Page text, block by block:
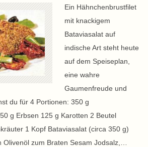
Ein Hähnchenbrustfilet
mit knackigem
Bataviasalat auf
indische Art steht heute
auf dem Speiseplan,
eine wahre
Gaumenfreude und
du für 4 Portionen: 350 g
g Erbsen 125 g Karotten 2 Beutel
1 Kopf Bataviasalat (circa 350 g)
Olivenöl zum Braten Sesam Jodsalz,…